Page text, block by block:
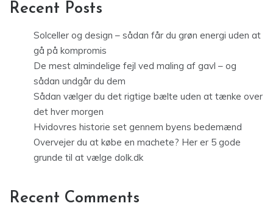
Recent Posts
Solceller og design – sådan får du grøn energi uden at
gå på kompromis
De mest almindelige fejl ved maling af gavl – og
sådan undgår du dem
Sådan vælger du det rigtige bælte uden at tænke over
det hver morgen
Hvidovres historie set gennem byens bedemænd
Overvejer du at købe en machete? Her er 5 gode
grunde til at vælge dolk.dk
Recent Comments